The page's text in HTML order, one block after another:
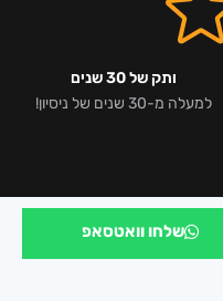
ותק של 30 שנים
למעלה מ-30 שנים של ניסיון!
שלחו וואטסאפ